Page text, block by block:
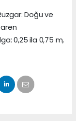
Doğu ve
0,25 ila 0,75 m,